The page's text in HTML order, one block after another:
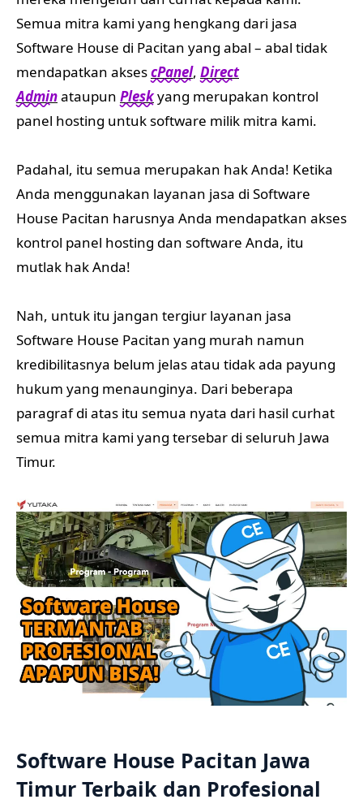
Semua mitra kami yang hengkang dari jasa
Software House di Pacitan yang abal – abal tidak
mendapatkan aksescPanel, Direct
Adminataupun Pleskyang merupakan kontrol
panel hosting untuk software milik mitra kami.
Padahal, itu semua merupakan hak Anda! Ketika
Anda menggunakan layanan jasa di Software
House Pacitan harusnya Anda mendapatkan akses
kontrol panel hosting dan software Anda, itu
mutlak hak Anda!
Nah, untuk itu jangan tergiur layanan jasa
Software House Pacitan yang murah namun
kredibilitasnya belum jelas atau tidak ada payung
hukum yang menaunginya. Dari beberapa
paragraf di atas itu semua nyata dari hasil curhat
semua mitra kami yang tersebar di seluruh Jawa
Timur.
Software House Pacitan Jawa
Timur Terbaik dan Profesional